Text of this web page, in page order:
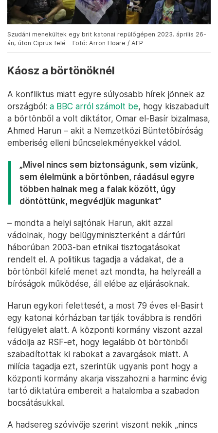
Szudáni menekültek egy brit katonai repülőgépen 2023. április 26-
án, úton Ciprus felé – Fotó: Arron Hoare / AFP
Káosz a börtönöknél
A konfliktus miatt egyre súlyosabb hírek jönnek az
országból: a BBC arról számolt be, hogy kiszabadult
a börtönből a volt diktátor, Omar el-Basír bizalmasa,
Ahmed Harun – akit a Nemzetközi Büntetőbíróság
emberiség elleni bűncselekményekkel vádol.
„Mivel nincs sem biztonságunk, sem vizünk,
sem élelmünk a börtönben, ráadásul egyre
többen halnak meg a falak között, úgy
döntöttünk, megvédjük magunkat”
– mondta a helyi sajtónak Harun, akit azzal
vádolnak, hogy belügyminiszterként a dárfúri
háborúban 2003-ban etnikai tisztogatásokat
rendelt el. A politikus tagadja a vádakat, de a
börtönből kifelé menet azt mondta, ha helyreáll a
bíróságok működése, áll elébe az eljárásoknak.
Harun egykori felettesét, a most 79 éves el-Basírt
egy katonai kórházban tartják továbbra is rendőri
felügyelet alatt. A központi kormány viszont azzal
vádolja az RSF-et, hogy legalább öt börtönből
szabadítottak ki rabokat a zavargások miatt. A
milícia tagadja ezt, szerintük ugyanis pont hogy a
központi kormány akarja visszahozni a harminc évig
tartó diktatúra embereit a hatalomba a szabadon
bocsátásukkal.
A hadsereg szóvivője szerint viszont nekik „nincs